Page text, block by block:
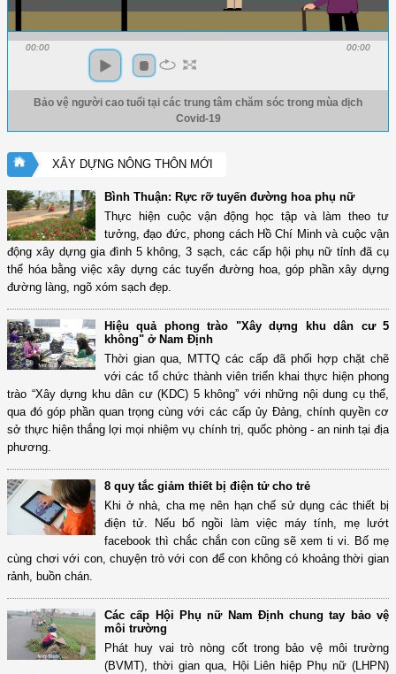
00:00 00:00
Bảo vệ người cao tuổi tại các trung tâm chăm sóc trong mùa dịch
Covid-19
XÂY DỰNG NÔNG THÔN MỚI
Bình Thuận: Rực rỡ tuyến đường hoa phụ nữ
Thực hiện cuộc vận động học tập và làm theo tư
tưởng, đạo đức, phong cách Hồ Chí Minh và cuộc vận
động xây dựng gia đình 5 không, 3 sạch, các cấp hội phụ nữ tỉnh đã cụ
thể hóa bằng việc xây dựng các tuyến đường hoa, góp phần xây dựng
đường làng, ngõ xóm sạch đẹp.
Hiệu quả phong trào "Xây dựng khu dân cư 5
không" ở Nam Định
Thời gian qua, MTTQ các cấp đã phối hợp chặt chẽ
với các tổ chức thành viên triển khai thực hiện phong
trào “Xây dựng khu dân cư (KDC) 5 không” với những nội dung cụ thể,
qua đó góp phần quan trọng cùng với các cấp ủy Đảng, chính quyền cơ
sở thực hiện thắng lợi mọi nhiệm vụ chính trị, quốc phòng - an ninh tại địa
phương.
8 quy tắc giảm thiết bị điện tử cho trẻ
Khi ở nhà, cha mẹ nên hạn chế sử dụng các thiết bị
điện tử. Nếu bố ngồi làm việc máy tính, mẹ lướt
facebook thì chắc chắn con cũng sẽ xem ti vi. Bố mẹ
cùng chơi với con, chuyện trò với con để con không có khoảng thời gian
rảnh, buồn chán.
Các cấp Hội Phụ nữ Nam Định chung tay bảo vệ
môi trường
Phát huy vai trò nòng cốt trong bảo vệ môi trường
(BVMT), thời gian qua, Hội Liên hiệp Phụ nữ (LHPN)